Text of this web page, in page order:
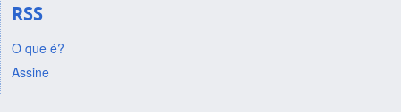
RSS
O que é?
Assine